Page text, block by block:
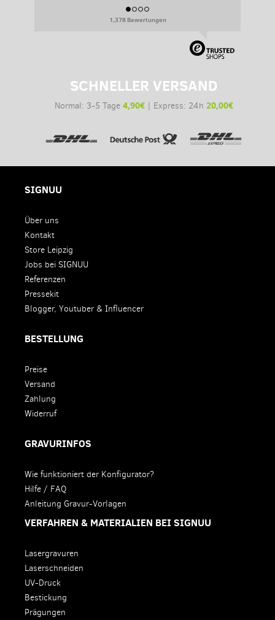
1,378 Bewertungen
SCHNELLER VERSAND
Normal: 3-5 Tage 4,90€| Express: 24h 20,00€
SIGNUU
Über uns
Kontakt
Store Leipzig
Jobs bei SIGNUU
Referenzen
Pressekit
Blogger, Youtuber & Influencer
BESTELLUNG
Preise
Versand
Zahlung
Widerruf
GRAVURINFOS
Wie funktioniert der Konfigurator?
Hilfe / FAQ
Anleitung Gravur-Vorlagen
VERFAHREN & MATERIALIEN BEI SIGNUU
Lasergravuren
Laserschneiden
UV-Druck
Bestickung
Prägungen